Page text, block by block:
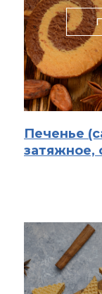
Печенье
затяжное,